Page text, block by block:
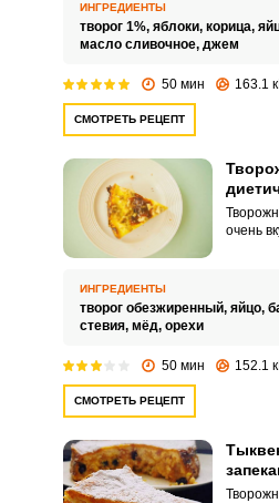
ИНГРЕДИЕНТЫ
творог 1%, яблоки, корица,
масло сливочное, джем
50 мин 163.1
СМОТРЕТЬ РЕЦЕПТ
очень
ИНГРЕДИЕНТЫ
творог обезжиренный, яйцо,
стевия, мёд, орехи
50 мин 152.1
СМОТРЕТЬ РЕЦЕПТ